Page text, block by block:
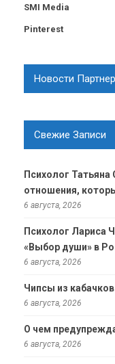
SMI Media
Pinterest
Новости
Свежие Записи
Психолог
отношения,
6 августа, 2026
Психолог Лариса
«Выбор души» в
6 августа, 2026
Чипсы из
6 августа, 2026
О чем
6 августа, 2026